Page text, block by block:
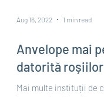
Aug 16, 2022 1 min read
Anvelope mai
datorită roșiilor